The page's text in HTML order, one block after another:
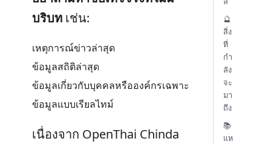
บริบท เช่น:
เหตุการณ์ข่าวล่าสุด
ข้อมูลสถิติล่าสุด
ข้อมูลเกี่ยวกับบุคคลหรือองค์กรเฉพาะ
ข้อมูลแบบเรียลไทม์
เนื่องจาก OpenThai Chinda
🔮
สิ่ง
ที่
กำ
ลัง
จะ
มา
ถึง
📚
แห